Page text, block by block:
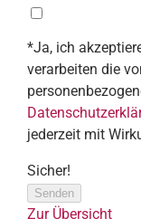
*Ja, ich
verarbeiten die
jederzeit mit
Sicher!
Senden
Zur Übersicht